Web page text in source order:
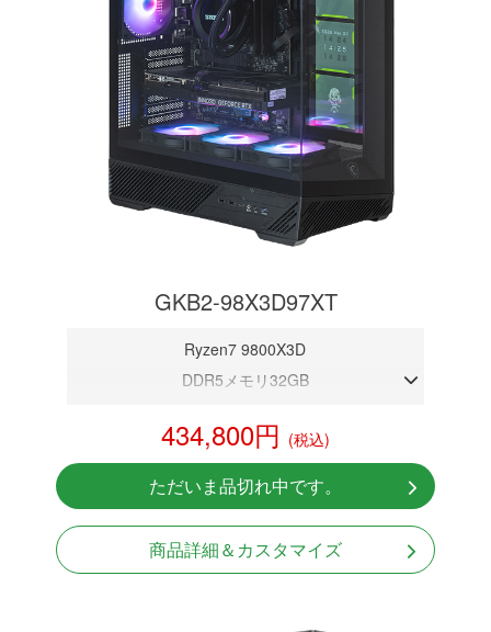
GKB2-98X3D97XT
Ryzen7 9800X3D
DDR5メモリ32GB
NVMeSSD 1TB
無線LAN Bluetooth対応
Windows11 Home 64bit
LCDスクリーン搭載
434,800円 (税込)
ただいま品切れ中です。
商品詳細＆カスタマイズ